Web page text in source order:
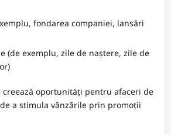
fondarea companiei, lansări
(de exemplu, zile de naștere, zile de
creează oportunități pentru afaceri de
a stimula vânzările prin promoții